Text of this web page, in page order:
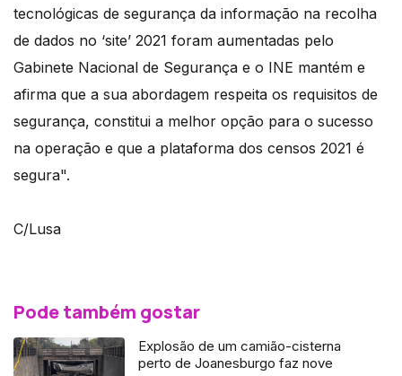
tecnológicas de segurança da informação na recolha
de dados no ‘site’ 2021 foram aumentadas pelo
Gabinete Nacional de Segurança e o INE mantém e
afirma que a sua abordagem respeita os requisitos de
segurança, constitui a melhor opção para o sucesso
na operação e que a plataforma dos censos 2021 é
segura".
C/Lusa
Pode também gostar
Explosão de um camião-cisterna
perto de Joanesburgo faz nove